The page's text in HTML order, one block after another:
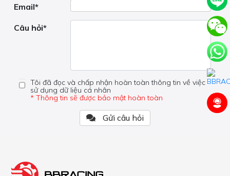
Email*
Câu hỏi*
Tôi đã đọc và chấp nhận hoàn toàn thông tin về việc
sử dụng dữ liệu cá nhân
* Thông tin sẽ được bảo mật hoàn toàn
Gửi câu hỏi